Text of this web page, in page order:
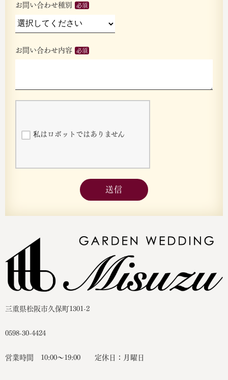
お問い合わせ種別
お問い合わせ内容
私はロボットではありません
送信
三重県松阪市久保町1301-2
0598-30-4424
営業時間 10:00〜19:00 定休日：月曜日